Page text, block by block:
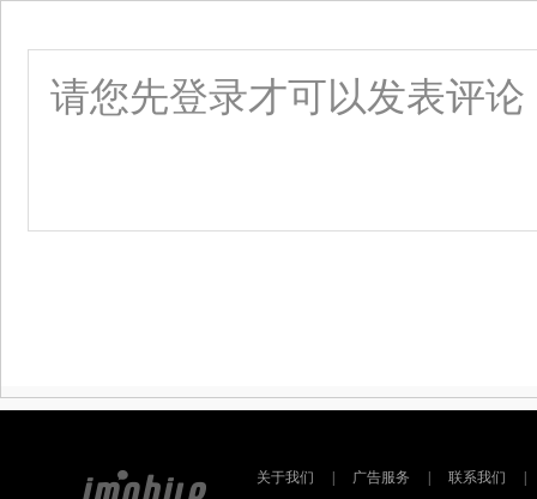
关于我们 广告服务 联系我们